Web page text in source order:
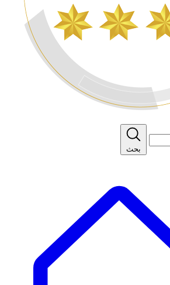
بحث